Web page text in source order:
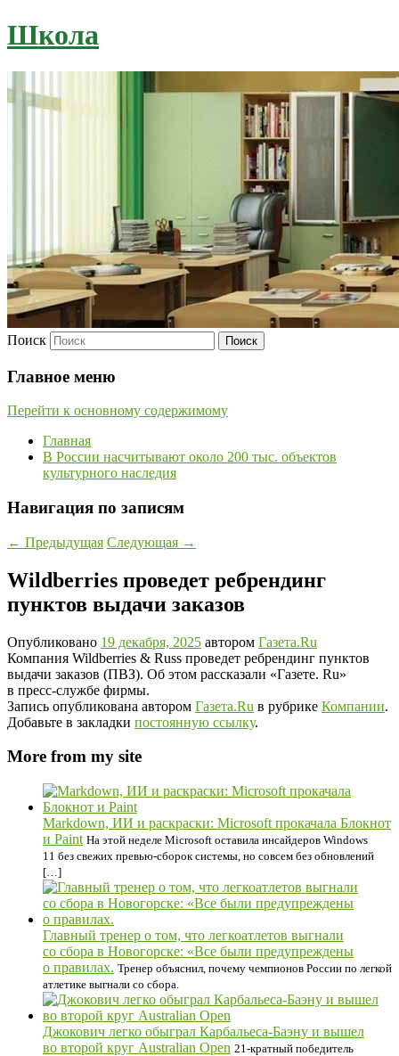
Школа
Поиск
Главное меню
Перейти к основному содержимому
Главная
В России насчитывают около 200 тыс. объектов
культурного наследия
Навигация по записям
← Предыдущая Следующая →
Wildberries проведет ребрендинг
пунктов выдачи заказов
Опубликовано 19 декабря, 2025 автором Газета.Ru
Компания Wildberries & Russ проведет ребрендинг пунктов
выдачи заказов (ПВЗ). Об этом рассказали «Газете. Ru»
в пресс-службе фирмы.
Запись опубликована автором Газета.Ru в рубрике Компании.
Добавьте в закладки постоянную ссылку.
More from my site
Markdown, ИИ и раскраски: Microsoft прокачала Блокнот
и Paint На этой неделе Microsoft оставила инсайдеров Windows
11 без свежих превью-сборок системы, но совсем без обновлений
[…]
Главный тренер о том, что легкоатлетов выгнали
со сбора в Новогорске: «Все были предупреждены
о правилах. Тренер объяснил, почему чемпионов России по легкой
атлетике выгнали со сбора.
Джокович легко обыграл Карбальеса-Баэну и вышел
во второй круг Australian Open 21-кратный победитель